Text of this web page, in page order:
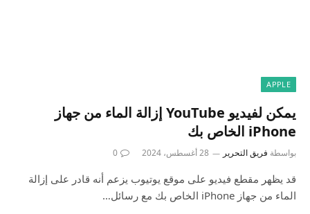
APPLE
يمكن لفيديو YouTube إزالة الماء من جهاز
iPhone الخاص بك
بواسطة فريق التحرير 28 أغسطس، 2024 0
قد يظهر مقطع فيديو على موقع يوتيوب يزعم أنه قادر على إزالة
الماء من جهاز iPhone الخاص بك مع رسائل…